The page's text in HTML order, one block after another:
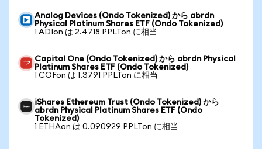
Analog Devices (Ondo Tokenized) から abrdn
Physical Platinum Shares ETF (Ondo Tokenized)
1 ADIon は 2.4718 PPLTon に相当
Capital One (Ondo Tokenized) から abrdn Physical
Platinum Shares ETF (Ondo Tokenized)
1 COFon は 1.3791 PPLTon に相当
iShares Ethereum Trust (Ondo Tokenized) から
abrdn Physical Platinum Shares ETF (Ondo
Tokenized)
1 ETHAon は 0.090929 PPLTon に相当